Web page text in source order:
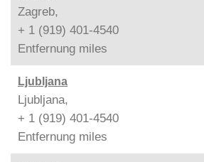
Zagreb,
+ 1 (919) 401-4540
Entfernung miles
Ljubljana
Ljubljana,
+ 1 (919) 401-4540
Entfernung miles